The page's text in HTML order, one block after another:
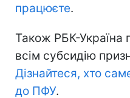
працюєте.
Також РБК-
всім субсидію
Дізнайтеся, хто
до ПФУ.